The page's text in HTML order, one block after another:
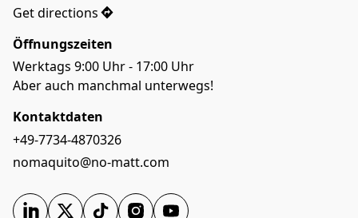
Get directions
Öffnungszeiten
Werktags 9:00 Uhr - 17:00 Uhr
Aber auch manchmal unterwegs!
Kontaktdaten
+49-7734-4870326
nomaquito@no-matt.com